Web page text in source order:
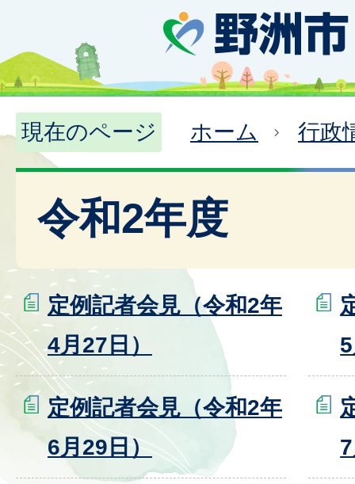
現在のページ ホーム 行政
令和2年度
定例記者会見（令和2年
4月27日）
定例記者会見（令和2年
6月29日）